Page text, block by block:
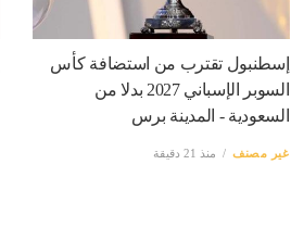
إسطنبول تقترب من استضافة كأس
السوبر الإسباني 2027 بدلا من
السعودية - المدينة برس
غير مصنف منذ 21 دقيقة